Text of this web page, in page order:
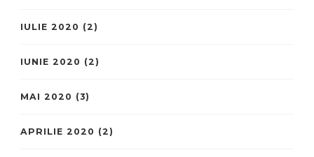
IULIE 2020 (2)
IUNIE 2020 (2)
MAI 2020 (3)
APRILIE 2020 (2)